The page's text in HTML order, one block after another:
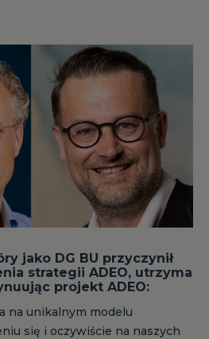
jako DG BU przyczynił
strategii ADEO, utrzyma
projekt ADEO:
na unikalnym modelu
się i oczywiście na naszych